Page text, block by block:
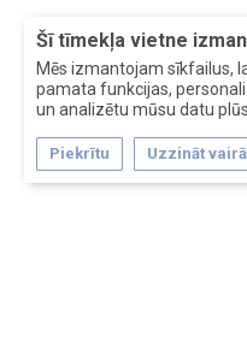
Šī tīmekļa vietne
Mēs izmantojam sīkfailus,
pamata funkcijas,
un analizētu mūsu datu
Piekrītu Uzzināt